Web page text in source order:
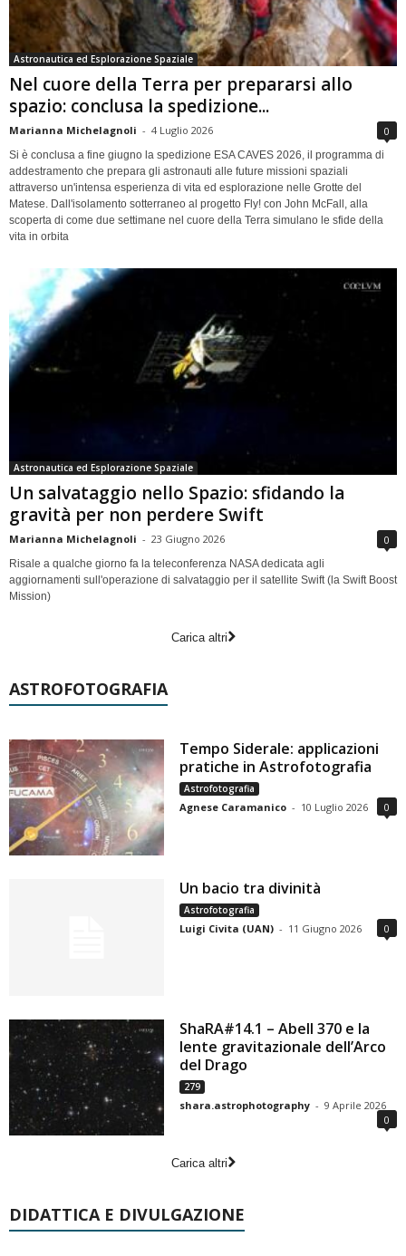
Astronautica ed Esplorazione Spaziale
Nel cuore della Terra per prepararsi allo
spazio: conclusa la spedizione...
Marianna Michelagnoli - 4 Luglio 2026 0
Si è conclusa a fine giugno la spedizione ESA CAVES 2026, il programma di
addestramento che prepara gli astronauti alle future missioni spaziali
attraverso un'intensa esperienza di vita ed esplorazione nelle Grotte del
Matese. Dall'isolamento sotterraneo al progetto Fly! con John McFall, alla
scoperta di come due settimane nel cuore della Terra simulano le sfide della
vita in orbita
Astronautica ed Esplorazione Spaziale
Un salvataggio nello Spazio: sfidando la
gravità per non perdere Swift
Marianna Michelagnoli - 23 Giugno 2026 0
Risale a qualche giorno fa la teleconferenza NASA dedicata agli
aggiornamenti sull'operazione di salvataggio per il satellite Swift (la Swift Boost
Mission)
Carica altri
ASTROFOTOGRAFIA
Tempo Siderale: applicazioni
pratiche in Astrofotografia
Astrofotografia
Agnese Caramanico - 10 Luglio 2026 0
Un bacio tra divinità
Astrofotografia
Luigi Civita (UAN) - 11 Giugno 2026 0
ShaRA#14.1 – Abell 370 e la
lente gravitazionale dell’Arco
del Drago
279
shara.astrophotography - 9 Aprile 2026
0
Carica altri
DIDATTICA E DIVULGAZIONE